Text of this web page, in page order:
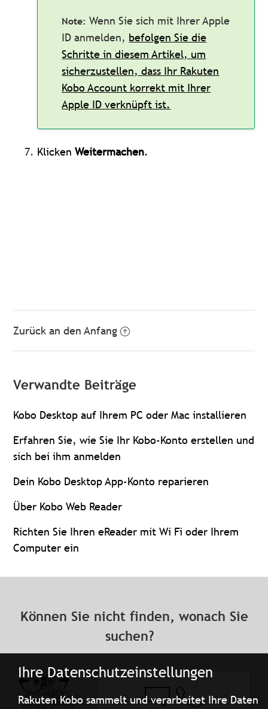
Ihre Datenschutzeinstellungen
Rakuten Kobo sammelt und verarbeitet Ihre Daten
Wenn Sie sich mit Ihrer Apple
ID anmelden, befolgen Sie die
Schritte in diesem Artikel, um
sicherzustellen, dass Ihr Rakuten
Kobo Account korrekt mit Ihrer
Apple ID verknüpft ist.
KlickenWeitermachen.
Zurück an den Anfang
Verwandte Beiträge
Kobo Desktop auf Ihrem PC oder Mac installieren
Erfahren Sie, wie Sie Ihr Kobo-Konto erstellen und
sich bei ihm anmelden
Dein Kobo Desktop App-Konto reparieren
Über Kobo Web Reader
Richten Sie Ihren eReader mit Wi Fi oder Ihrem
Computer ein
Können Sie nicht finden, wonach Sie
suchen?